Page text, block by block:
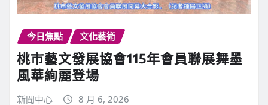
今日焦點 文化藝術
桃市藝文發展協會115年會員聯展舞墨
風華絢麗登場
新聞中心 8 月 6, 2026